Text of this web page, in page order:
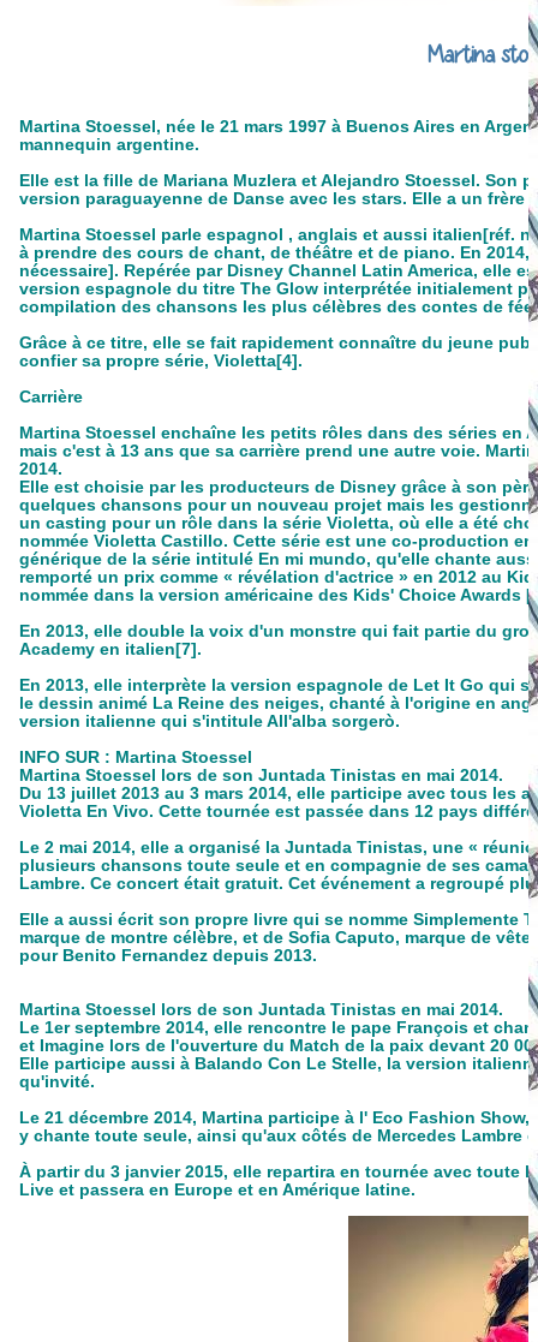
Martina
Martina Stoessel, née le 21 mars 1997 à Buenos Aires en
mannequin argentine.
Elle est la fille de Mariana Muzlera et Alejandro Stoessel. Son
version paraguayenne de Danse avec les stars. Elle a un frère
Martina Stoessel parle espagnol , anglais et aussi italien[réf.
à prendre des cours de chant, de théâtre et de piano. En
nécessaire]. Repérée par Disney Channel Latin America, elle
version espagnole du titre The Glow interprétée initialement
compilation des chansons les plus célèbres des contes de
Grâce à ce titre, elle se fait rapidement connaître du jeune
confier sa propre série, Violetta[4].
Carrière
Martina Stoessel enchaîne les petits rôles dans des séries en
mais c'est à 13 ans que sa carrière prend une autre voie.
2014.
Elle est choisie par les producteurs de Disney grâce à son
quelques chansons pour un nouveau projet mais les
un casting pour un rôle dans la série Violetta, où elle a été
nommée Violetta Castillo. Cette série est une co-production
générique de la série intitulé En mi mundo, qu'elle chante
remporté un prix comme « révélation d'actrice » en 2012 au
nommée dans la version américaine des Kids' Choice Awards
En 2013, elle double la voix d'un monstre qui fait partie du
Academy en italien[7].
En 2013, elle interprète la version espagnole de Let It Go qui
le dessin animé La Reine des neiges, chanté à l'origine en
version italienne qui s'intitule All'alba sorgerò.
INFO SUR : Martina Stoessel
Martina Stoessel lors de son Juntada Tinistas en mai 2014.
Du 13 juillet 2013 au 3 mars 2014, elle participe avec tous les
Violetta En Vivo. Cette tournée est passée dans 12 pays
Le 2 mai 2014, elle a organisé la Juntada Tinistas, une «
plusieurs chansons toute seule et en compagnie de ses
Lambre. Ce concert était gratuit. Cet événement a regroupé
Elle a aussi écrit son propre livre qui se nomme Simplemente
marque de montre célèbre, et de Sofia Caputo, marque de
pour Benito Fernandez depuis 2013.
Martina Stoessel lors de son Juntada Tinistas en mai 2014.
Le 1er septembre 2014, elle rencontre le pape François et
et Imagine lors de l'ouverture du Match de la paix devant 20
Elle participe aussi à Balando Con Le Stelle, la version
qu'invité.
Le 21 décembre 2014, Martina participe à l' Eco Fashion
y chante toute seule, ainsi qu'aux côtés de Mercedes Lambre
À partir du 3 janvier 2015, elle repartira en tournée avec toute
Live et passera en Europe et en Amérique latine.